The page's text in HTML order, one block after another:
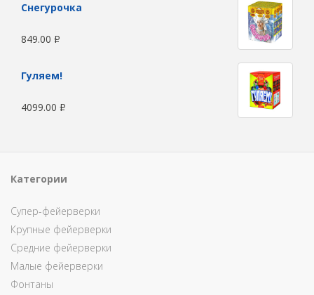
Снегурочка
849.00 Р
Гуляем!
4099.00 Р
Категории
Супер-фейерверки
Крупные фейерверки
Средние фейерверки
Малые фейерверки
Фонтаны